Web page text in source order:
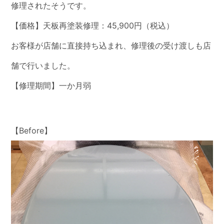
修理されたそうです。
【価格】天板再塗装修理：45,900円（税込）
お客様が店舗に直接持ち込まれ、修理後の受け渡しも店
舗で行いました。
【修理期間】一か月弱
【Before】